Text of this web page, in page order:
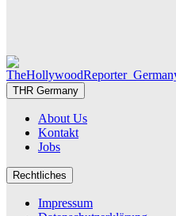
Die Geschichte hinter
THR Germany
About Us
Kontakt
Jobs
Rechtliches
Impressum